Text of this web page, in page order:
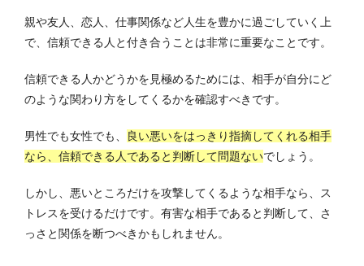
親や友人、恋人、仕事関係など人生を豊かに過ごしていく上
で、信頼できる人と付き合うことは非常に重要なことです。
信頼できる人かどうかを見極めるためには、相手が自分にど
のような関わり方をしてくるかを確認すべきです。
男性でも女性でも、
良い悪いをはっきり指摘してくれる相手
なら、信頼できる人であると判断して問題ないでしょう。
しかし、悪いところだけを攻撃してくるような相手なら、ス
トレスを受けるだけです。 有害な相手であると判断して、さ
っさと関係を断つべきかもしれません。